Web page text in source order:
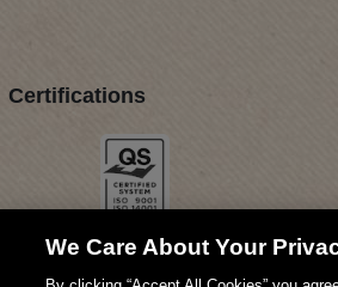
Certifications
We Care About Your